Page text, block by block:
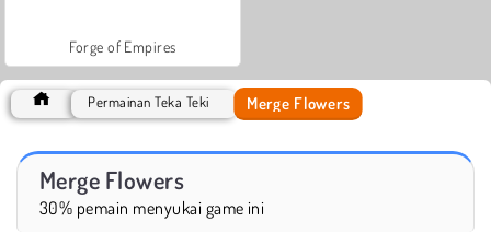
Forge of Empires
Permainan Teka Teki Merge Flowers
Merge Flowers
30% pemain menyukai game ini